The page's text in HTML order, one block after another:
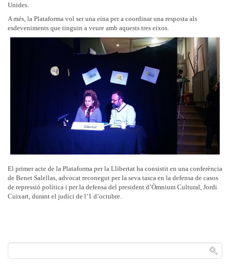
Unides.
A més, la Plataforma vol ser una eina per a coordinar una resposta als
esdeveniments que tinguin a veure amb aquests tres eixos.
El primer acte de la Plataforma per la Llibertat ha consistit en una conferència
de Benet Salellas, advocat reconegut per la seva tasca en la defensa de casos
de repressió política i per la defensa del president d’Òmnium Cultural, Jordi
Cuixart, durant el judici de l’1 d’octubre.